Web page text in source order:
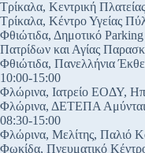
Τρίκαλα, Κεντρική
Τρίκαλα, Κέντρο Υγείας
Φθιώτιδα, Δημοτικό
Πατρίδων και Αγίας
Φθιώτιδα, Πανελλήνια
10:00-15:00
Φλώρινα, Ιατρείο ΕΟΔΥ,
Φλώρινα, ΔΕΤΕΠΑ
08:30-15:00
Φλώρινα, Μελίτης, Παλιό
Φωκίδα, Πνευματικό